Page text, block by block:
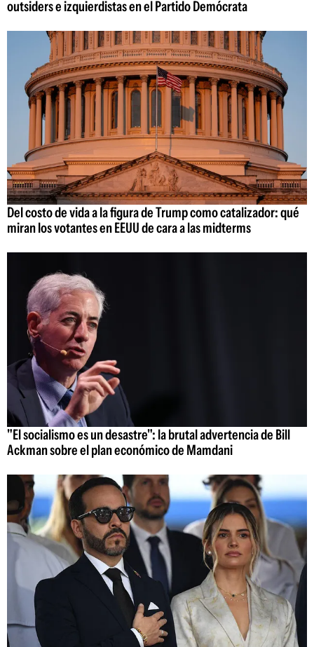
outsiders e izquierdistas en el Partido Demócrata
Del costo de vida a la figura de Trump como catalizador: qué
miran los votantes en EEUU de cara a las midterms
"El socialismo es un desastre": la brutal advertencia de Bill
Ackman sobre el plan económico de Mamdani